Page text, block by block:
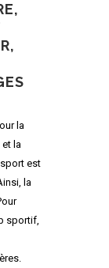
la
et la
est
la
sportif,